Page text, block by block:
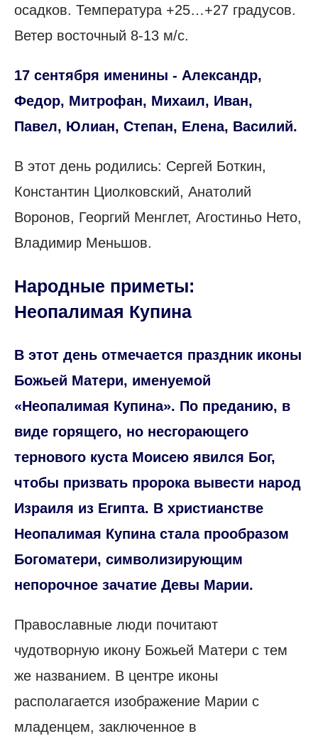
осадков. Температура +25…+27 градусов.
Ветер восточный 8-13 м/с.
17 сентября именины - Александр,
Федор, Митрофан, Михаил, Иван,
Павел, Юлиан, Степан, Елена, Василий.
В этот день родились: Сергей Боткин,
Константин Циолковский, Анатолий
Воронов, Георгий Менглет, Агостиньо Нето,
Владимир Меньшов.
Народные приметы:
Неопалимая Купина
В этот день отмечается праздник иконы
Божьей Матери, именуемой
«Неопалимая Купина». По преданию, в
виде горящего, но несгорающего
тернового куста Моисею явился Бог,
чтобы призвать пророка вывести народ
Израиля из Египта. В христианстве
Неопалимая Купина стала прообразом
Богоматери, символизирующим
непорочное зачатие Девы Марии.
Православные люди почитают
чудотворную икону Божьей Матери с тем
же названием. В центре иконы
располагается изображение Марии с
младенцем, заключенное в